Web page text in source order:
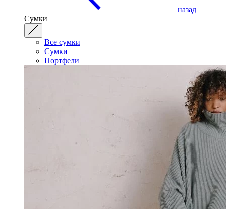
назад
Сумки
Все сумки
Сумки
Портфели